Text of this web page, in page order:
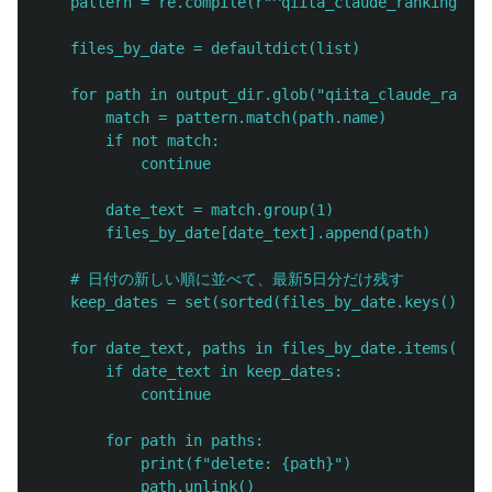
files_by_date = defaultdict(list)
for path in
match = pattern.match(path.name)
if not match:
continue
date_text = match.group(1)
files_by_date[date_text].append(path)
# 日付の新しい順に並べて、最新5日分だけ残す
keep_dates = set(sorted(files_by_date.keys(),
for date_text, paths in files_by_date.items():
if date_text in keep_dates:
continue
for path in paths:
print(f"delete: {path}")
path.unlink()